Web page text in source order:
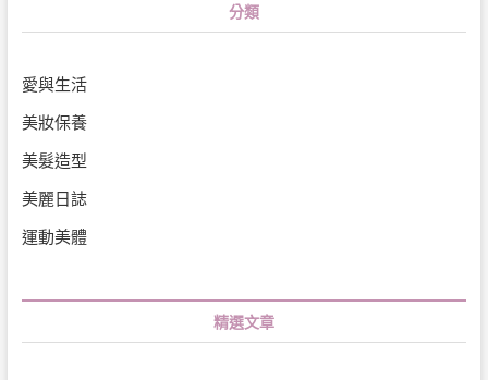
分類
愛與生活
美妝保養
美髮造型
美麗日誌
運動美體
精選文章